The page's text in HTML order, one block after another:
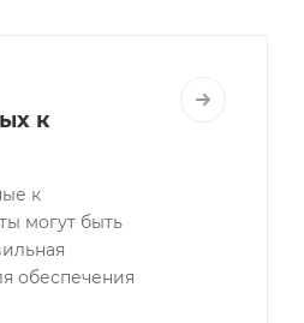
к
к
могут быть
обеспечения